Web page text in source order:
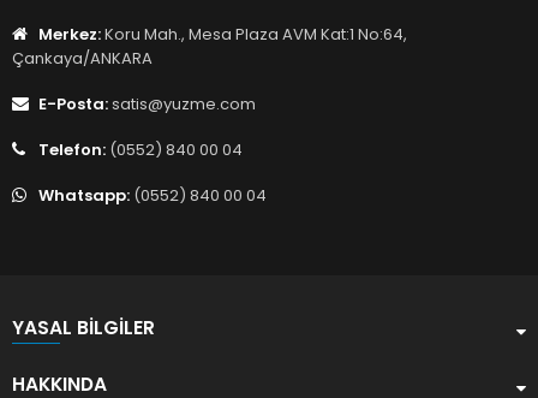
Merkez:Koru Mah., Mesa Plaza AVM Kat:1 No:64,
Çankaya/ANKARA
E-Posta:satis@yuzme.com
Telefon: (0552) 840 00 04
Whatsapp: (0552) 840 00 04
YASAL BILGILER
HAKKINDA